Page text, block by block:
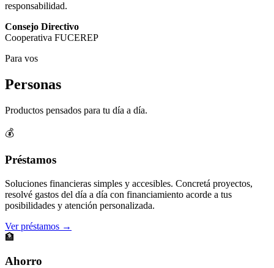
responsabilidad.
Consejo Directivo
Cooperativa FUCEREP
Para vos
Personas
Productos pensados para tu día a día.
💰
Préstamos
Soluciones financieras simples y accesibles. Concretá proyectos,
resolvé gastos del día a día con financiamiento acorde a tus
posibilidades y atención personalizada.
Ver préstamos →
🏦
Ahorro